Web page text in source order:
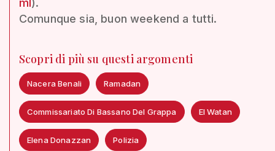
ml).
Comunque sia, buon weekend a tutti.
Scopri di più su questi argomenti
Nacera Benali Ramadan
Commissariato Di Bassano Del Grappa El Watan
Elena Donazzan Polizia